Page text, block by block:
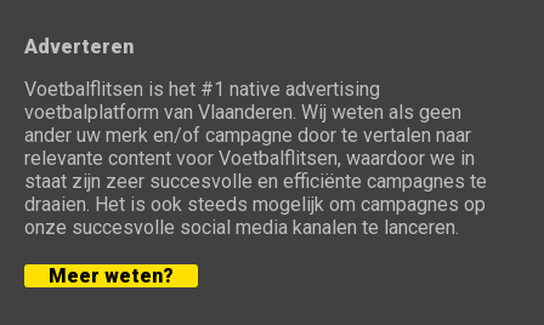
Adverteren
Voetbalflitsen is het #1 native advertising
voetbalplatform van Vlaanderen. Wij weten als geen
ander uw merk en/of campagne door te vertalen naar
relevante content voor Voetbalflitsen, waardoor we in
staat zijn zeer succesvolle en efficiënte campagnes te
draaien. Het is ook steeds mogelijk om campagnes op
onze succesvolle social media kanalen te lanceren.
Meer weten?